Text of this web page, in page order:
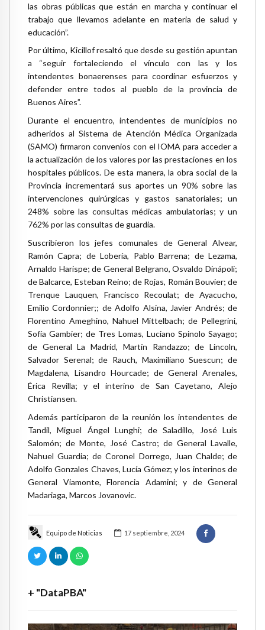
Equipo de Noticias 17 septiembre, 2024
+ "DataPBA"
las obras públicas que están en marcha y continuar el
trabajo que llevamos adelante en materia de salud y
educación”.
Por último, Kicillof resaltó que desde su gestión apuntan
a “seguir fortaleciendo el vínculo con las y los
intendentes bonaerenses para coordinar esfuerzos y
defender entre todos al pueblo de la provincia de
Buenos Aires”.
Durante el encuentro, intendentes de municipios no
adheridos al Sistema de Atención Médica Organizada
(SAMO) firmaron convenios con el IOMA para acceder a
la actualización de los valores por las prestaciones en los
hospitales públicos. De esta manera, la obra social de la
Provincia incrementará sus aportes un 90% sobre las
intervenciones quirúrgicas y gastos sanatoriales; un
248% sobre las consultas médicas ambulatorias; y un
762% por las consultas de guardia.
Suscribieron los jefes comunales de General Alvear,
Ramón Capra; de Lobería, Pablo Barrena; de Lezama,
Arnaldo Harispe; de General Belgrano, Osvaldo Dinápoli;
de Balcarce, Esteban Reino; de Rojas, Román Bouvier; de
Trenque Lauquen, Francisco Recoulat; de Ayacucho,
Emilio Cordonnier;; de Adolfo Alsina, Javier Andrés; de
Florentino Ameghino, Nahuel Mittelbach; de Pellegrini,
Sofía Gambier; de Tres Lomas, Luciano Spinolo Sayago;
de General La Madrid, Martín Randazzo; de Lincoln,
Salvador Serenal; de Rauch, Maximiliano Suescun; de
Magdalena, Lisandro Hourcade; de General Arenales,
Érica Revilla; y el interino de San Cayetano, Alejo
Christiansen.
Además participaron de la reunión los intendentes de
Tandil, Miguel Ángel Lunghi; de Saladillo, José Luis
Salomón; de Monte, José Castro; de General Lavalle,
Nahuel Guardia; de Coronel Dorrego, Juan Chalde; de
Adolfo Gonzales Chaves, Lucía Gómez; y los interinos de
General Viamonte, Florencia Adamini; y de General
Madariaga, Marcos Jovanovic.